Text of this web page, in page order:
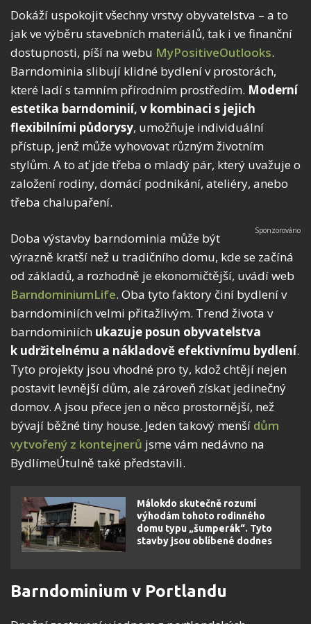
Dokáží uspokojit všechny vrstvy obyvatelstva – a to
jak ve výběru stavebních materiálů, tak i ve finanční
dostupnosti, píší na webu MyPositiveOutlooks.
Barndominia slibují klidné bydlení v prostorách,
které ladí s tamním přírodním prostředím. Moderní
estetika barndominií, v kombinaci s jejich
flexibilními půdorysy, umožňuje individuální
přístup, jenž může vyhovovat různým životním
stylům. A to ať jde třeba o mladý pár, který uvažuje o
založení rodiny, domácí podnikání, ateliéry, anebo
třeba chalupaření.
Doba výstavby barndominia může být
výrazně kratší než u tradičního domu, kde se začíná
od základů, a rozhodně je ekonomičtější, uvádí web
BarndominiumLife. Oba tyto faktory činí bydlení v
barndominiích velmi přitažlivým. Trend života v
barndominiích ukazuje posun obyvatelstva
k udržitelnému a nákladově efektivnímu bydlení.
Tyto projekty jsou vhodné pro ty, kdož chtějí nejen
postavit levnější dům, ale zároveň získat jedinečný
domov. A jsou přece jen o něco prostornější, než
bývají běžné tiny house. Jeden takový menší dům
vytvořený z kontejnerů jsme vám nedávno na
BydlímeÚtulně také představili.
Málokdo skutečně rozumí
výhodám tohoto rodinného
domu typu „šumperák“. Tyto
stavby jsou oblíbené dodnes
Barndominium v Portlandu